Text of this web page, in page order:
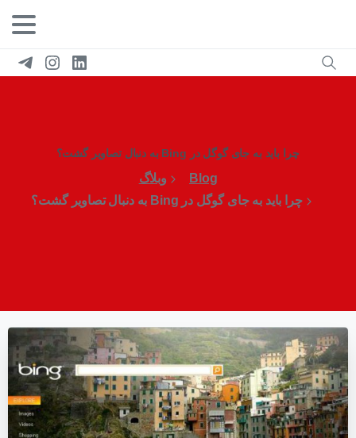
چرا باید به جای گوگل در Bing به دنبال تصاویر گشت؟
Blog
وبلاگ
چرا باید به جای گوگل در Bing به دنبال تصاویر گشت؟